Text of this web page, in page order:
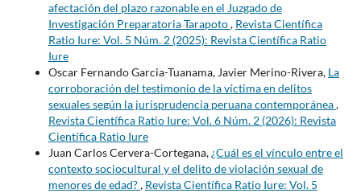
afectación del plazo razonable en el Juzgado de
Investigación Preparatoria Tarapoto, Revista Científica
Ratio Iure: Vol. 5 Núm. 2 (2025): Revista Científica Ratio
Iure
Oscar Fernando Garcia-Tuanama, Javier Merino-Rivera, La
corroboración del testimonio de la víctima en delitos
sexuales según la jurisprudencia peruana contemporánea,
Revista Científica Ratio Iure: Vol. 6 Núm. 2 (2026): Revista
Científica Ratio Iure
Juan Carlos Cervera-Cortegana,¿Cuál es el vínculo entre el
contexto sociocultural y el delito de violación sexual de
menores de edad?, Revista Científica Ratio Iure: Vol. 5